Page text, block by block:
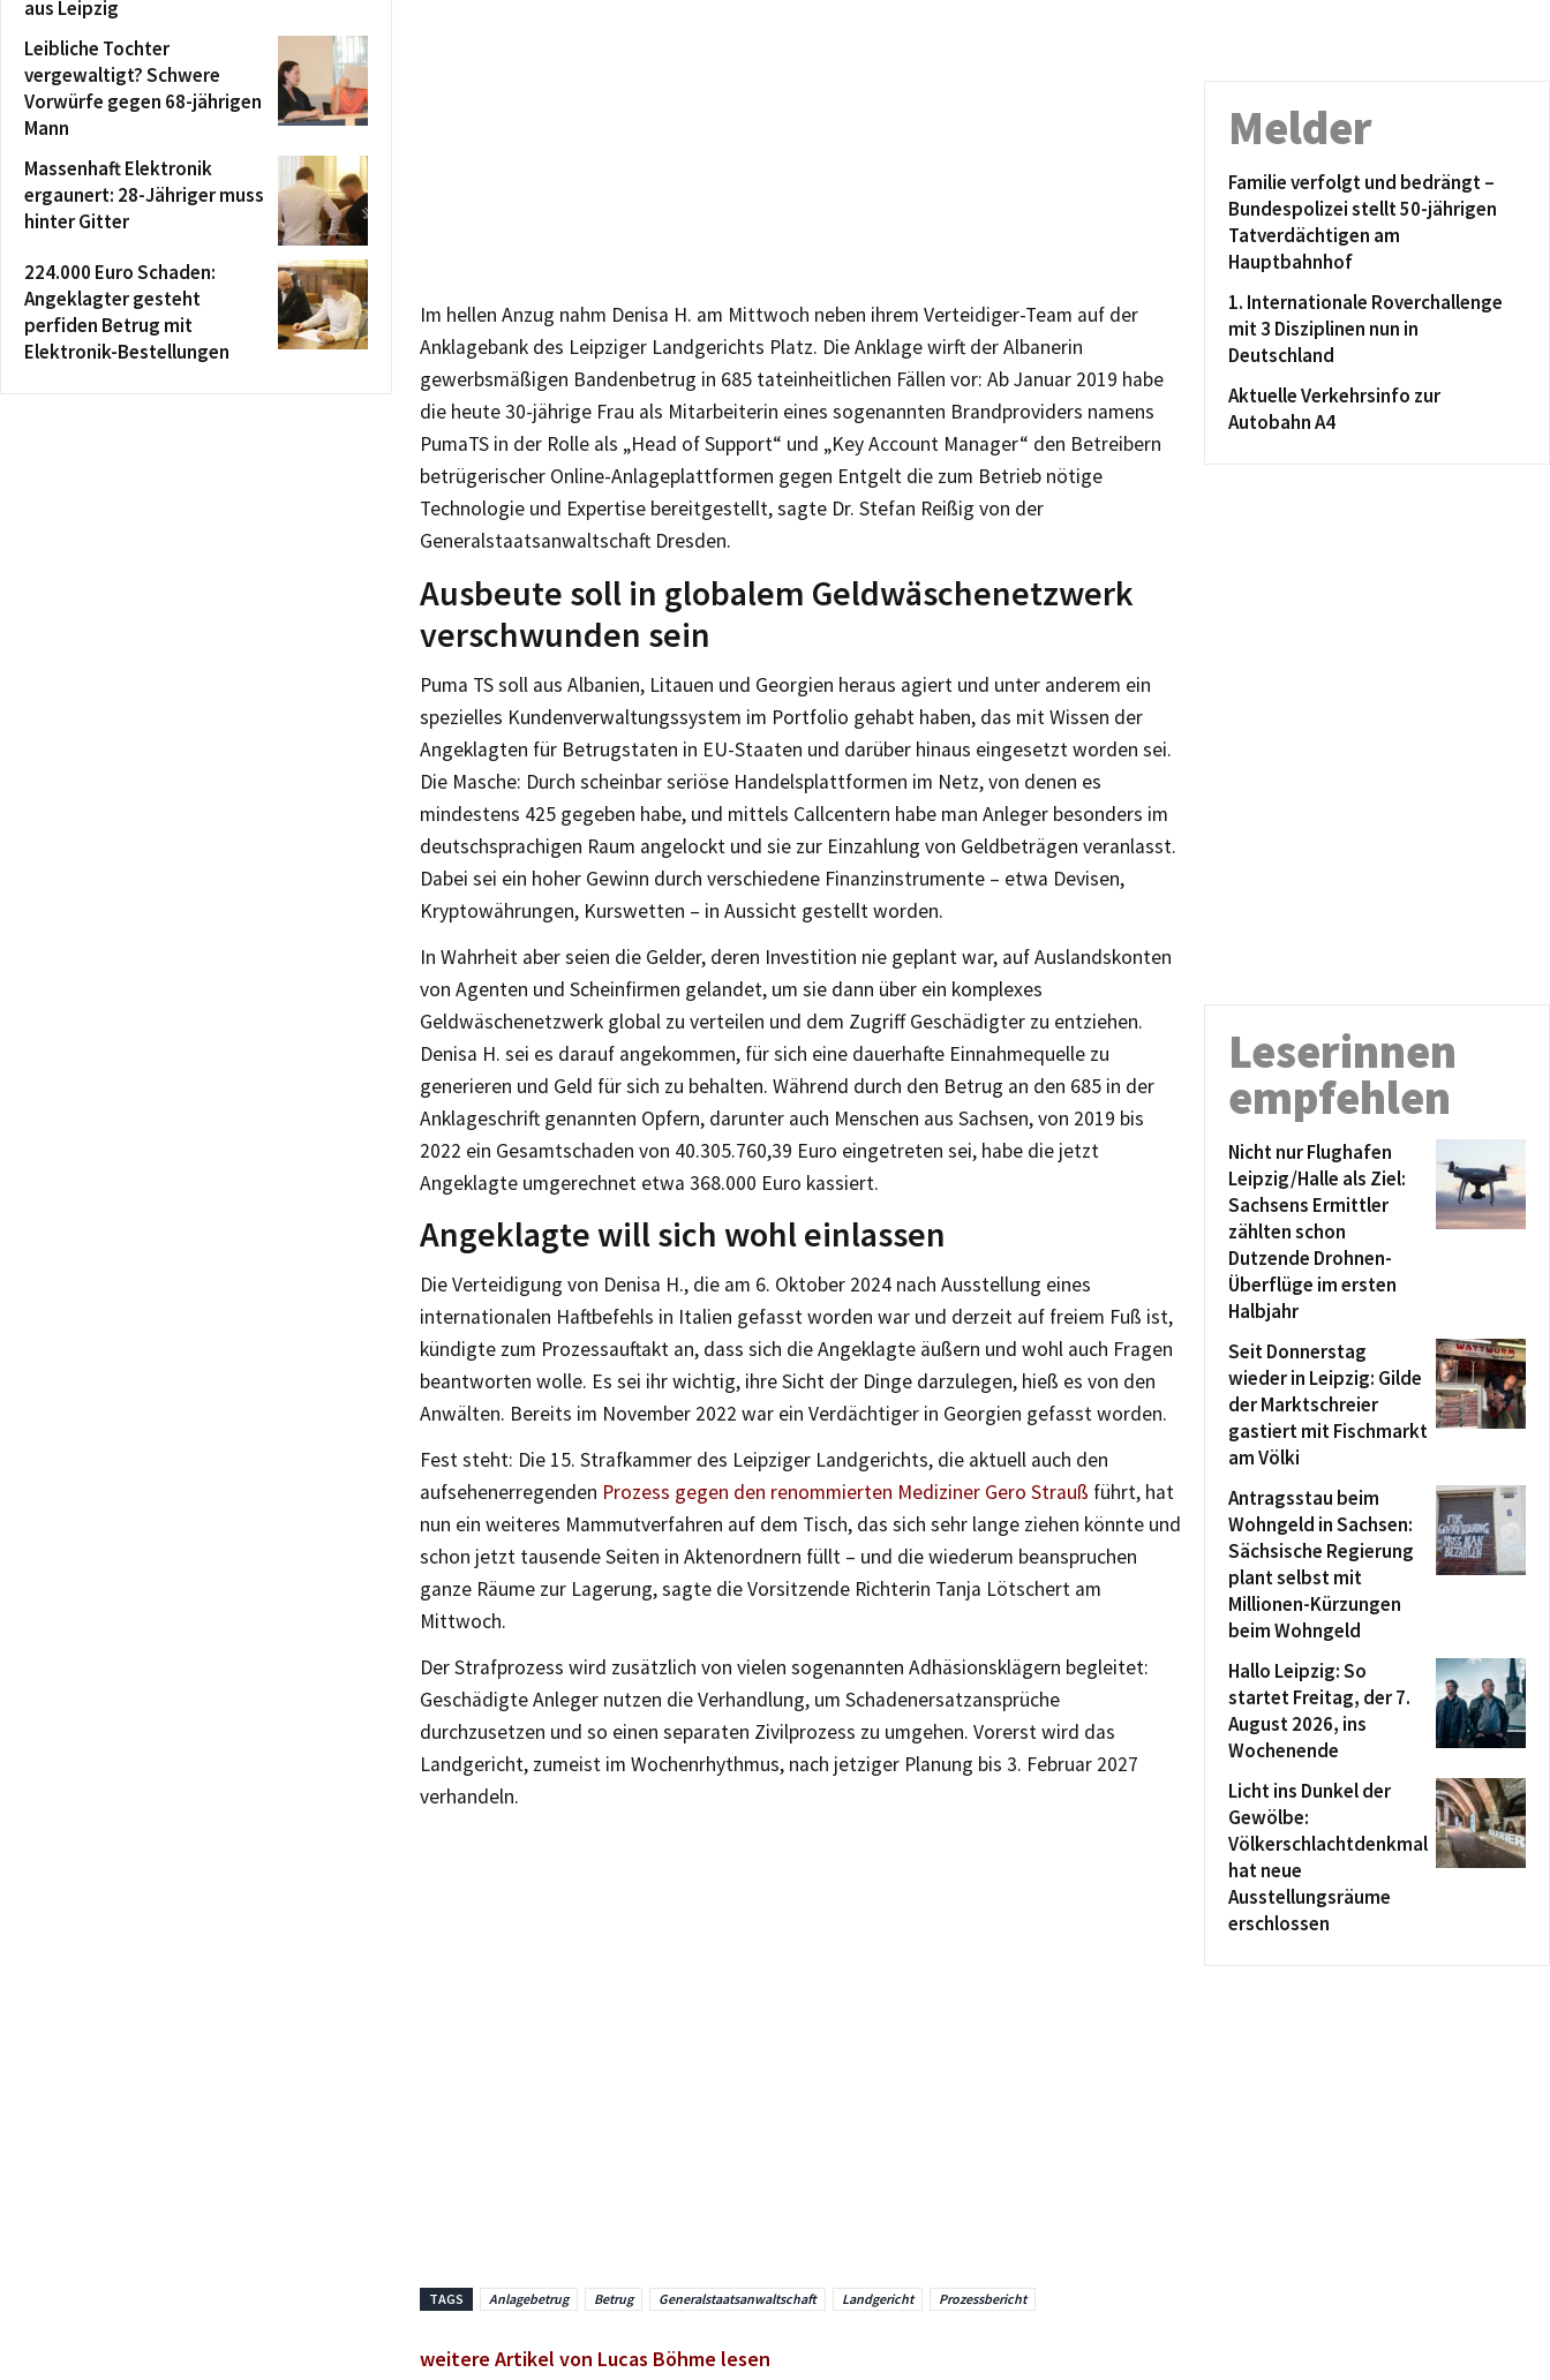
Im hellen Anzug nahm Denisa H. am Mittwoch neben ihrem Verteidiger-Team auf der
Anklagebank des Leipziger Landgerichts Platz. Die Anklage wirft der Albanerin
gewerbsmäßigen Bandenbetrug in 685 tateinheitlichen Fällen vor: Ab Januar 2019 habe
die heute 30-jährige Frau als Mitarbeiterin eines sogenannten Brandproviders namens
PumaTS in der Rolle als „Head of Support“ und „Key Account Manager“ den Betreibern
betrügerischer Online-Anlageplattformen gegen Entgelt die zum Betrieb nötige
Technologie und Expertise bereitgestellt, sagte Dr. Stefan Reißig von der
Generalstaatsanwaltschaft Dresden.
Ausbeute soll in globalem Geldwäschenetzwerk
verschwunden sein
Puma TS soll aus Albanien, Litauen und Georgien heraus agiert und unter anderem ein
spezielles Kundenverwaltungssystem im Portfolio gehabt haben, das mit Wissen der
Angeklagten für Betrugstaten in EU-Staaten und darüber hinaus eingesetzt worden sei.
Die Masche: Durch scheinbar seriöse Handelsplattformen im Netz, von denen es
mindestens 425 gegeben habe, und mittels Callcentern habe man Anleger besonders im
deutschsprachigen Raum angelockt und sie zur Einzahlung von Geldbeträgen veranlasst.
Dabei sei ein hoher Gewinn durch verschiedene Finanzinstrumente – etwa Devisen,
Kryptowährungen, Kurswetten – in Aussicht gestellt worden.
In Wahrheit aber seien die Gelder, deren Investition nie geplant war, auf Auslandskonten
von Agenten und Scheinfirmen gelandet, um sie dann über ein komplexes
Geldwäschenetzwerk global zu verteilen und dem Zugriff Geschädigter zu entziehen.
Denisa H. sei es darauf angekommen, für sich eine dauerhafte Einnahmequelle zu
generieren und Geld für sich zu behalten. Während durch den Betrug an den 685 in der
Anklageschrift genannten Opfern, darunter auch Menschen aus Sachsen, von 2019 bis
2022 ein Gesamtschaden von 40.305.760,39 Euro eingetreten sei, habe die jetzt
Angeklagte umgerechnet etwa 368.000 Euro kassiert.
Angeklagte will sich wohl einlassen
Die Verteidigung von Denisa H., die am 6. Oktober 2024 nach Ausstellung eines
internationalen Haftbefehls in Italien gefasst worden war und derzeit auf freiem Fuß ist,
kündigte zum Prozessauftakt an, dass sich die Angeklagte äußern und wohl auch Fragen
beantworten wolle. Es sei ihr wichtig, ihre Sicht der Dinge darzulegen, hieß es von den
Anwälten. Bereits im November 2022 war ein Verdächtiger in Georgien gefasst worden.
Fest steht: Die 15. Strafkammer des Leipziger Landgerichts, die aktuell auch den
aufsehenerregenden Prozess gegen den renommierten Mediziner Gero Strauß führt, hat
nun ein weiteres Mammutverfahren auf dem Tisch, das sich sehr lange ziehen könnte und
schon jetzt tausende Seiten in Aktenordnern füllt – und die wiederum beanspruchen
ganze Räume zur Lagerung, sagte die Vorsitzende Richterin Tanja Lötschert am
Mittwoch.
Der Strafprozess wird zusätzlich von vielen sogenannten Adhäsionsklägern begleitet:
Geschädigte Anleger nutzen die Verhandlung, um Schadenersatzansprüche
durchzusetzen und so einen separaten Zivilprozess zu umgehen. Vorerst wird das
Landgericht, zumeist im Wochenrhythmus, nach jetziger Planung bis 3. Februar 2027
verhandeln.
TAGS Anlagebetrug Betrug Generalstaatsanwaltschaft Landgericht Prozessbericht
weitere Artikel von Lucas Böhme lesen
aus Leipzig
Leibliche Tochter
vergewaltigt? Schwere
Vorwürfe gegen 68-jährigen
Mann
Massenhaft Elektronik
ergaunert: 28-Jähriger muss
hinter Gitter
224.000 Euro Schaden:
Angeklagter gesteht
perfiden Betrug mit
Elektronik-Bestellungen
Melder
Familie verfolgt und bedrängt –
Bundespolizei stellt 50-jährigen
Tatverdächtigen am
Hauptbahnhof
1. Internationale Roverchallenge
mit 3 Disziplinen nun in
Deutschland
Aktuelle Verkehrsinfo zur
Autobahn A4
Leserinnen
empfehlen
Nicht nur Flughafen
Leipzig/Halle als Ziel:
Sachsens Ermittler
zählten schon
Dutzende Drohnen-
Überflüge im ersten
Halbjahr
Seit Donnerstag
wieder in Leipzig: Gilde
der Marktschreier
gastiert mit Fischmarkt
am Völki
Antragsstau beim
Wohngeld in Sachsen:
Sächsische Regierung
plant selbst mit
Millionen-Kürzungen
beim Wohngeld
Hallo Leipzig: So
startet Freitag, der 7.
August 2026, ins
Wochenende
Licht ins Dunkel der
Gewölbe:
Völkerschlachtdenkmal
hat neue
Ausstellungsräume
erschlossen